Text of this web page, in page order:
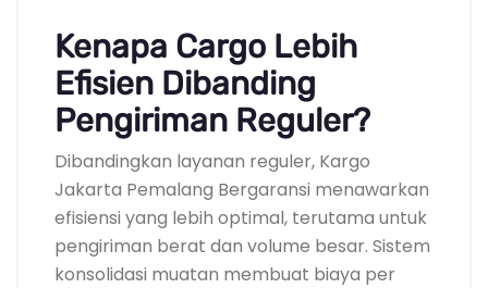
Kenapa Cargo Lebih
Efisien Dibanding
Pengiriman Reguler?
Dibandingkan layanan reguler, Kargo
Jakarta Pemalang Bergaransi menawarkan
efisiensi yang lebih optimal, terutama untuk
pengiriman berat dan volume besar. Sistem
konsolidasi muatan membuat biaya per